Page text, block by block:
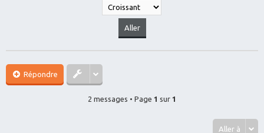
Répondre
2 messages • Page 1 sur 1
Aller à